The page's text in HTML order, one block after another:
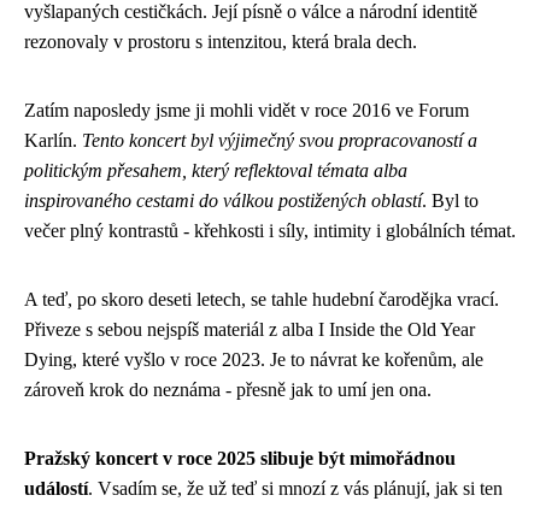
vyšlapaných cestičkách. Její písně o válce a národní identitě
rezonovaly v prostoru s intenzitou, která brala dech.
Zatím naposledy jsme ji mohli vidět v roce 2016 ve Forum
Karlín. Tento koncert byl výjimečný svou propracovaností a
politickým přesahem, který reflektoval témata alba
inspirovaného cestami do válkou postižených oblastí. Byl to
večer plný kontrastů - křehkosti i síly, intimity i globálních témat.
A teď, po skoro deseti letech, se tahle hudební čarodějka vrací.
Přiveze s sebou nejspíš materiál z alba I Inside the Old Year
Dying, které vyšlo v roce 2023. Je to návrat ke kořenům, ale
zároveň krok do neznáma - přesně jak to umí jen ona.
Pražský koncert v roce 2025 slibuje být mimořádnou
událostí. Vsadím se, že už teď si mnozí z vás plánují, jak si ten